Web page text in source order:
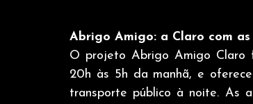
Abrigo Amigo: a Claro com
O projeto Abrigo Amigo Claro
20h às 5h da manhã, e
transporte público à noite. As